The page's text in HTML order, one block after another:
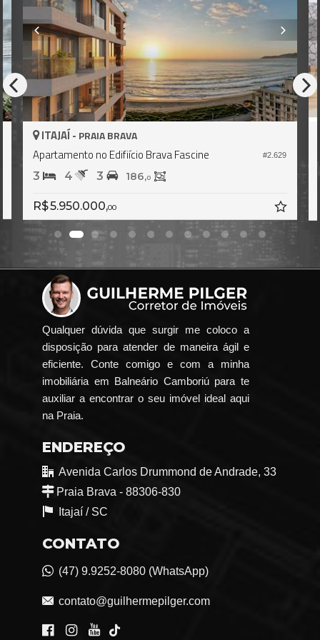
#1.237
ITAJAÍ -PRAIA BRAVA
Apartamento no Edifício In Exclusive Home
3 5 3 355,0
R$ 6.106.675,72
Qualquer dúvida que surgir me coloco a
disposição para atender de maneira ágil e
eficiente. Conte comigo e com a minha
imobiliária em Balneário Camboriú para te
auxiliar a encontrar o seu imóvel ideal aqui
na Praia.
ENDEREÇO
Avenida Carlos Drummond de Andrade, 33
Praia Brava - 88306-830
Itajaí / SC
CONTATO
(47) 9.9252-8080 (WhatsApp)
contato@guilhermepilger.com